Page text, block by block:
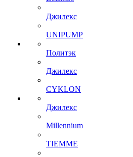
Джилекс
UNIPUMP
Политэк
Джилекс
CYKLON
Джилекс
Millennium
TIEMME